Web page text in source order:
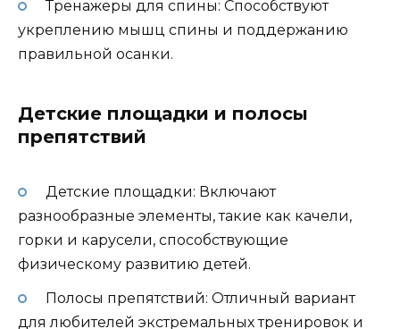
Тренажеры для спины: Способствуют
укреплению мышц спины и поддержанию
правильной осанки.
Детские площадки и полосы
препятствий
Детские площадки: Включают
разнообразные элементы, такие как качели,
горки и карусели, способствующие
физическому развитию детей.
Полосы препятствий: Отличный вариант
для любителей экстремальных тренировок и